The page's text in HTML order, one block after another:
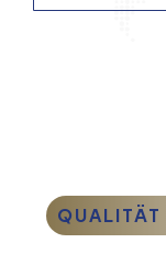
QUALITÄT